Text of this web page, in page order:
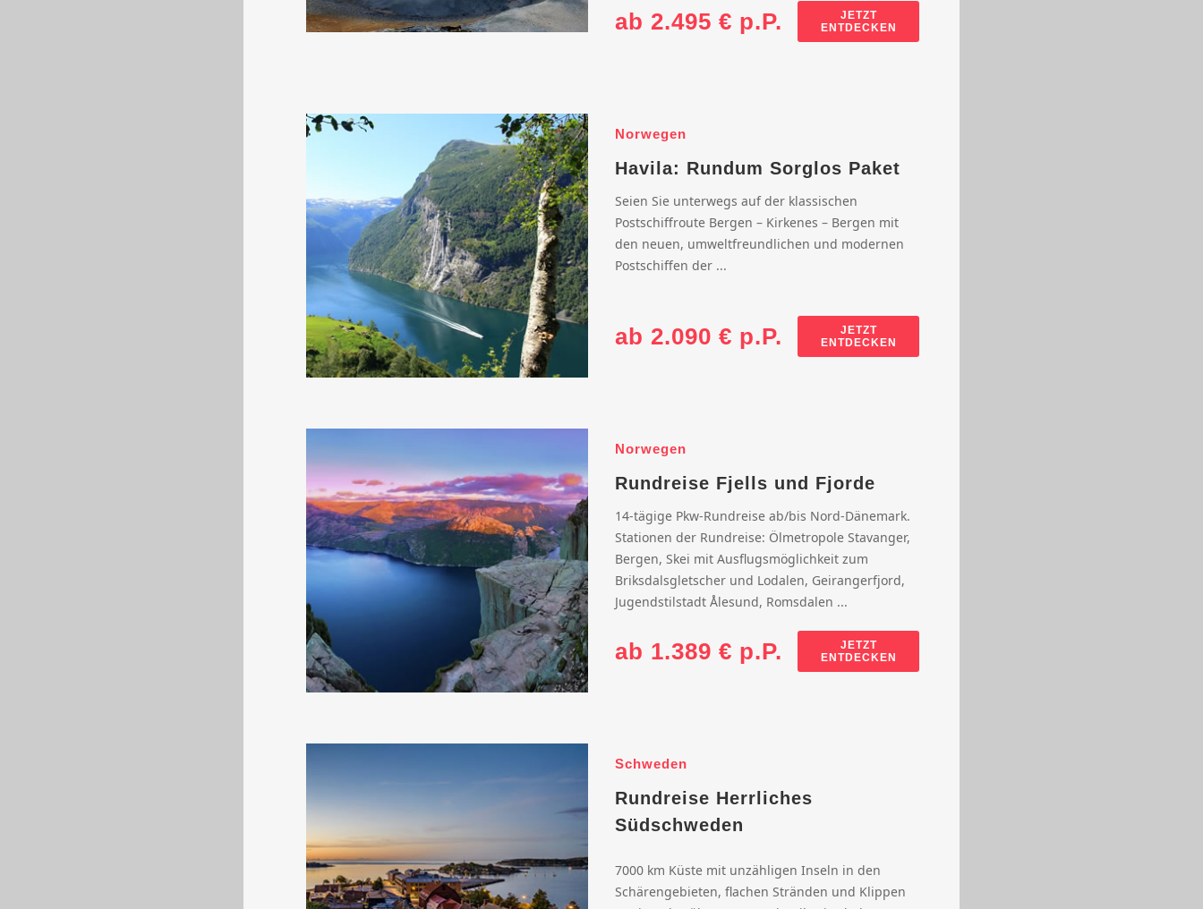
ab 2.495 € p.P.
JETZT
ENTDECKEN
Norwegen
Havila: Rundum Sorglos Paket
Seien Sie unterwegs auf der klassischen
Postschiffroute Bergen – Kirkenes – Bergen mit
den neuen, umweltfreundlichen und modernen
Postschiffen der ...
ab 2.090 € p.P.
JETZT
ENTDECKEN
Norwegen
Rundreise Fjells und Fjorde
14-tägige Pkw-Rundreise ab/bis Nord-Dänemark.
Stationen der Rundreise: Ölmetropole Stavanger,
Bergen, Skei mit Ausflugsmöglichkeit zum
Briksdalsgletscher und Lodalen, Geirangerfjord,
Jugendstilstadt Ålesund, Romsdalen ...
ab 1.389 € p.P.
JETZT
ENTDECKEN
Schweden
Rundreise Herrliches
Südschweden
7000 km Küste mit unzähligen Inseln in den
Schärengebieten, flachen Stränden und Klippen